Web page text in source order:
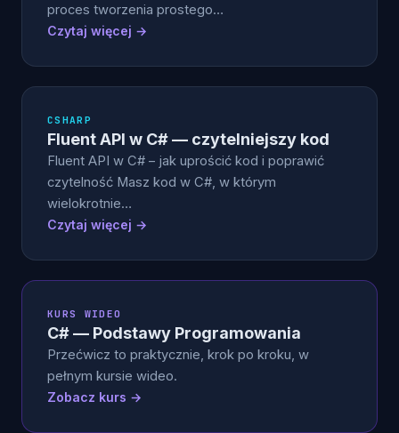
proces tworzenia prostego…
Czytaj więcej →
CSHARP
Fluent API w C# — czytelniejszy kod
Fluent API w C# – jak uprościć kod i poprawić
czytelność Masz kod w C#, w którym
wielokrotnie…
Czytaj więcej →
KURS WIDEO
C# — Podstawy Programowania
Przećwicz to praktycznie, krok po kroku, w
pełnym kursie wideo.
Zobacz kurs →